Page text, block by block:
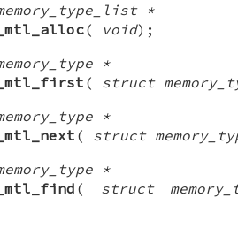
*
( void);
*
( struct
*
( struct
*
( struct